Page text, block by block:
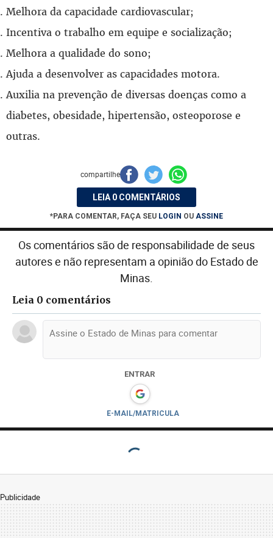
Melhora da capacidade cardiovascular;
Incentiva o trabalho em equipe e socialização;
Melhora a qualidade do sono;
Ajuda a desenvolver as capacidades motora.
Auxilia na prevenção de diversas doenças como a
diabetes, obesidade, hipertensão, osteoporose e
outras.
compartilhe
LEIA 0 COMENTÁRIOS
*PARA COMENTAR, FAÇA SEU LOGIN OU ASSINE
Os comentários são de responsabilidade de seus
autores e não representam a opinião do Estado de
Minas.
Leia 0 comentários
ENTRAR
E-MAIL/MATRICULA
Publicidade